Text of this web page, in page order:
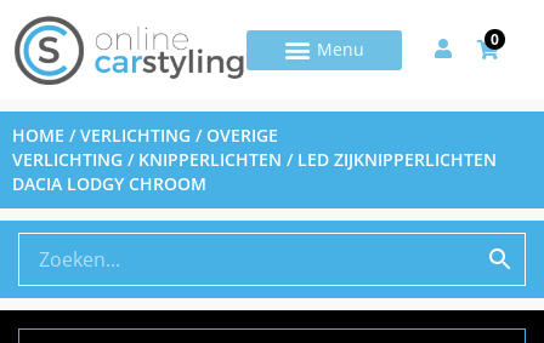
0
HOME /VERLICHTING /OVERIGE
VERLICHTING / KNIPPERLICHTEN / LED ZIJKNIPPERLICHTEN
DACIA LODGY CHROOM